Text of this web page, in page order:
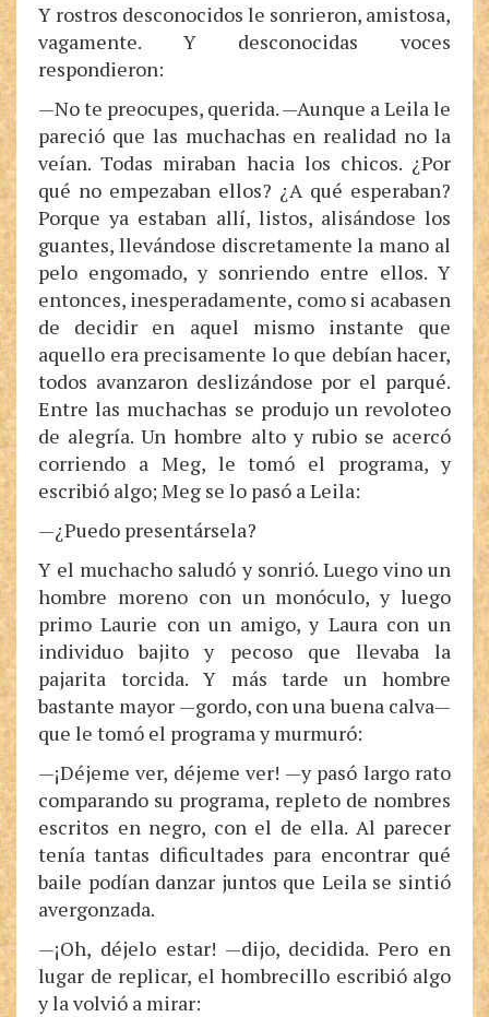
Y rostros desconocidos le sonrieron, amistosa,
vagamente. Y desconocidas voces
respondieron:
—No te preocupes, querida. —Aunque a Leila le
pareció que las muchachas en realidad no la
veían. Todas miraban hacia los chicos. ¿Por
qué no empezaban ellos? ¿A qué esperaban?
Porque ya estaban allí, listos, alisándose los
guantes, llevándose discretamente la mano al
pelo engomado, y sonriendo entre ellos. Y
entonces, inesperadamente, como si acabasen
de decidir en aquel mismo instante que
aquello era precisamente lo que debían hacer,
todos avanzaron deslizándose por el parqué.
Entre las muchachas se produjo un revoloteo
de alegría. Un hombre alto y rubio se acercó
corriendo a Meg, le tomó el programa, y
escribió algo; Meg se lo pasó a Leila:
—¿Puedo presentársela?
Y el muchacho saludó y sonrió. Luego vino un
hombre moreno con un monóculo, y luego
primo Laurie con un amigo, y Laura con un
individuo bajito y pecoso que llevaba la
pajarita torcida. Y más tarde un hombre
bastante mayor —gordo, con una buena calva—
que le tomó el programa y murmuró:
—¡Déjeme ver, déjeme ver! —y pasó largo rato
comparando su programa, repleto de nombres
escritos en negro, con el de ella. Al parecer
tenía tantas dificultades para encontrar qué
baile podían danzar juntos que Leila se sintió
avergonzada.
—¡Oh, déjelo estar! —dijo, decidida. Pero en
lugar de replicar, el hombrecillo escribió algo
y la volvió a mirar: